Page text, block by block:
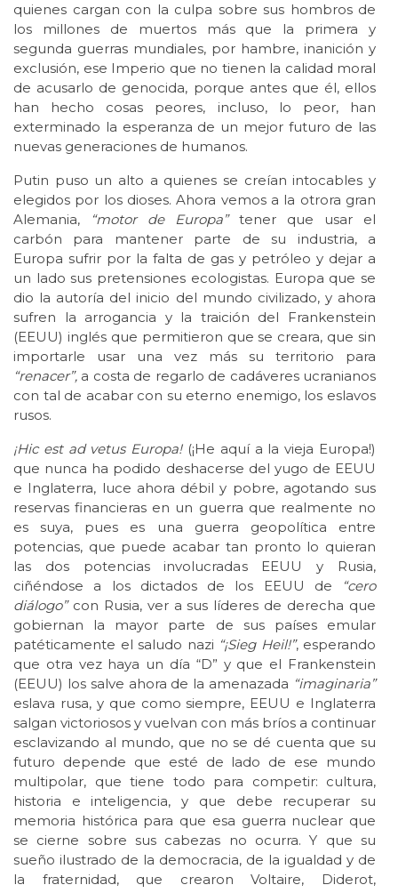
quienes cargan con la culpa sobre sus hombros de
los millones de muertos más que la primera y
segunda guerras mundiales, por hambre, inanición y
exclusión, ese Imperio que no tienen la calidad moral
de acusarlo de genocida, porque antes que él, ellos
han hecho cosas peores, incluso, lo peor, han
exterminado la esperanza de un mejor futuro de las
nuevas generaciones de humanos.
Putin puso un alto a quienes se creían intocables y
elegidos por los dioses. Ahora vemos a la otrora gran
Alemania,
“motor de Europa”tener que usar el
carbón para mantener parte de su industria, a
Europa sufrir por la falta de gas y petróleo y dejar a
un lado sus pretensiones ecologistas. Europa que se
dio la autoría del inicio del mundo civilizado, y ahora
sufren la arrogancia y la traición del Frankenstein
(EEUU) inglés que permitieron que se creara, que sin
importarle usar una vez más su territorio para
“renacer”, a costa de regarlo de cadáveres ucranianos
con tal de acabar con su eterno enemigo, los eslavos
rusos.
¡Hic est ad vetus Europa!(¡He aquí a la vieja Europa!)
que nunca ha podido deshacerse del yugo de EEUU
e Inglaterra, luce ahora débil y pobre, agotando sus
reservas financieras en un guerra que realmente no
es suya, pues es una guerra geopolítica entre
potencias, que puede acabar tan pronto lo quieran
las dos potencias involucradas EEUU y Rusia,
ciñéndose a los dictados de los EEUU de
“cero
diálogo”con Rusia, ver a sus líderes de derecha que
gobiernan la mayor parte de sus países emular
patéticamente el saludo nazi “¡Sieg Heil!”, esperando
que otra vez haya un día “D” y que el Frankenstein
(EEUU) los salve ahora de la amenazada “imaginaria”
eslava rusa, y que como siempre, EEUU e Inglaterra
salgan victoriosos y vuelvan con más bríos a continuar
esclavizando al mundo, que no se dé cuenta que su
futuro depende que esté de lado de ese mundo
multipolar, que tiene todo para competir: cultura,
historia e inteligencia, y que debe recuperar su
memoria histórica para que esa guerra nuclear que
se cierne sobre sus cabezas no ocurra. Y que su
sueño ilustrado de la democracia, de la igualdad y de
la fraternidad, que crearon Voltaire, Diderot,